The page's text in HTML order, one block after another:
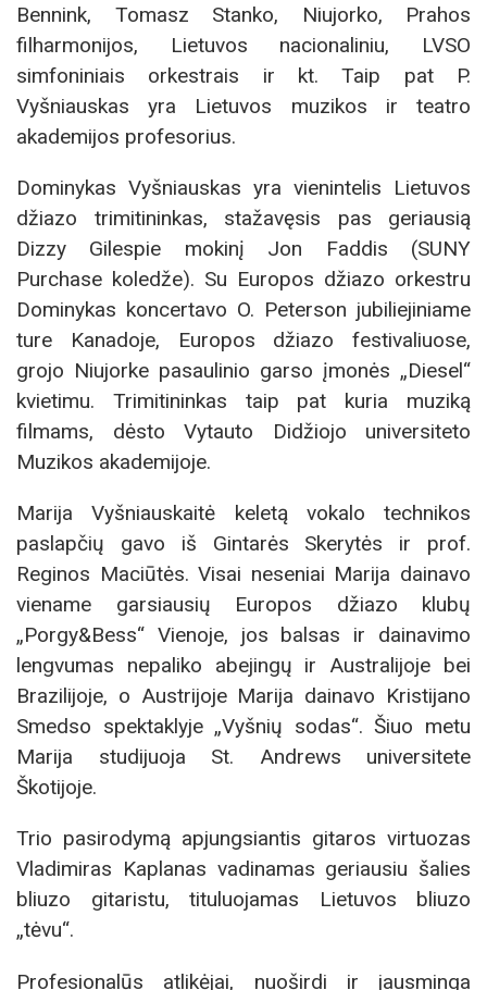
Bennink, Tomasz Stanko, Niujorko, Prahos
filharmonijos, Lietuvos nacionaliniu, LVSO
simfoniniais orkestrais ir kt. Taip pat P.
Vyšniauskas yra Lietuvos muzikos ir teatro
akademijos profesorius.
Dominykas Vyšniauskas yra vienintelis Lietuvos
džiazo trimitininkas, stažavęsis pas geriausią
Dizzy Gilespie mokinį Jon Faddis (SUNY
Purchase koledže). Su Europos džiazo orkestru
Dominykas koncertavo O. Peterson jubiliejiniame
ture Kanadoje, Europos džiazo festivaliuose,
grojo Niujorke pasaulinio garso įmonės „Diesel“
kvietimu. Trimitininkas taip pat kuria muziką
filmams, dėsto Vytauto Didžiojo universiteto
Muzikos akademijoje.
Marija Vyšniauskaitė keletą vokalo technikos
paslapčių gavo iš Gintarės Skerytės ir prof.
Reginos Maciūtės. Visai neseniai Marija dainavo
viename garsiausių Europos džiazo klubų
„Porgy&Bess“ Vienoje, jos balsas ir dainavimo
lengvumas nepaliko abejingų ir Australijoje bei
Brazilijoje, o Austrijoje Marija dainavo Kristijano
Smedso spektaklyje „Vyšnių sodas“. Šiuo metu
Marija studijuoja St. Andrews universitete
Škotijoje.
Trio pasirodymą apjungsiantis gitaros virtuozas
Vladimiras Kaplanas vadinamas geriausiu šalies
bliuzo gitaristu, tituluojamas Lietuvos bliuzo
„tėvu“.
Profesionalūs atlikėjai, nuoširdi ir jausminga